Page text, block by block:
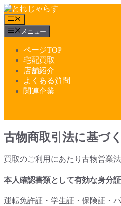
コ
ン
テ
ン
メ
ニ
ュ
メニュー
ページTOP
宅配買取
店舗紹介
よくある質問
関連企業
古物商取引法に基づ
買取のご利用にあたり古物営業
本人確認書類として有効な身分
運転免許証・学生証・保険証・